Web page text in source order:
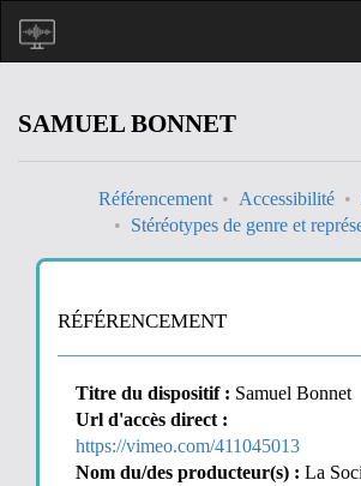
SAMUEL BONNET
Référencement Accessibilité
Stéréotypes de genre et
RÉFÉRENCEMENT
Titre du dispositif : Samuel Bonnet
Url d'accès direct :
https://vimeo.com/411045013
Nom du/des producteur(s) : La